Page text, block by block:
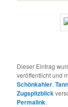
Dieser Eintrag
veröffentlicht und
Schönkahler,
Zugspitzblick
Permalink.